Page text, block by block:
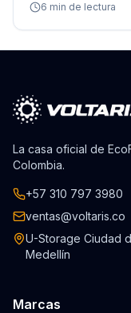
6 min de lectura
La casa oficial de
Colombia.
+57 310 797 3980
ventas@voltaris.co
U-Storage Ciudad
Medellín
Marcas